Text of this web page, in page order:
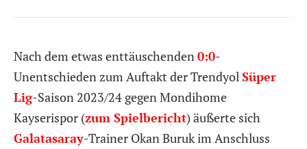
Nach dem etwas enttäuschenden 0:0-
Unentschieden zum Auftakt der Trendyol Süper
Lig-Saison 2023/24 gegen Mondihome
Kayserispor (zum Spielbericht) äußerte sich
Galatasaray-Trainer Okan Buruk im Anschluss